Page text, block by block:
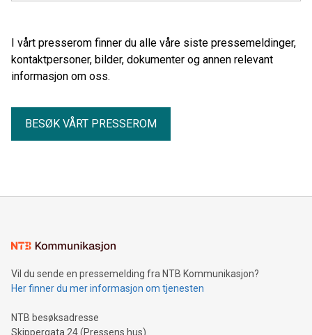
I vårt presserom finner du alle våre siste pressemeldinger,
kontaktpersoner, bilder, dokumenter og annen relevant
informasjon om oss.
BESØK VÅRT PRESSEROM
Vil du sende en pressemelding fra NTB Kommunikasjon?
Her finner du mer informasjon om tjenesten
NTB besøksadresse
Skippergata 24 (Pressens hus)